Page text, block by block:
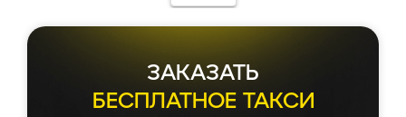
ЗАКАЗАТЬ
БЕСПЛАТНОЕ ТАКСИ